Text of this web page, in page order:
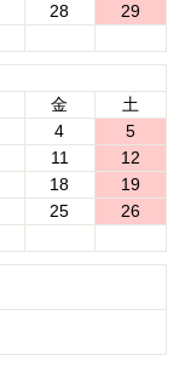
28
29
金
土
4
5
11
12
18
19
25
26